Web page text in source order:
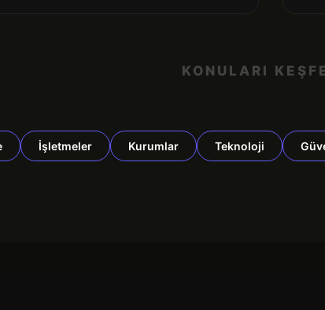
KONULARI
İşletmeler Kurumlar Teknoloji